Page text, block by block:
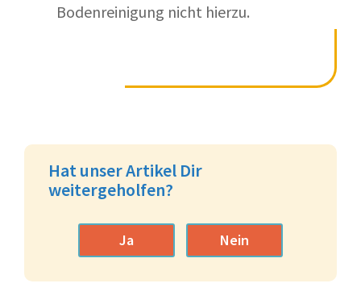
Bodenreinigung nicht hierzu.
Hat unser Artikel Dir
weitergeholfen?
Ja Nein